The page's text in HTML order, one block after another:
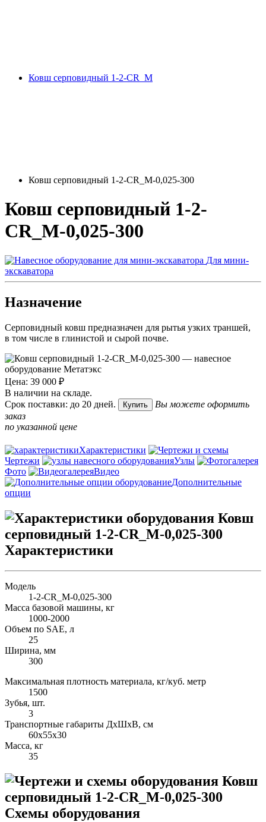
Ковш серповидный 1-2-СR_M
Ковш серповидный 1-2-СR_M-0,025-300
Ковш серповидный 1-2-
СR_M-0,025-300
Для мини-
экскаватора
Назначение
Серповидный ковш предназначен для рытья узких траншей,
в том числе в глинистой и сырой почве.
Цена: 39 000 ₽
В наличии на складе.
Срок поставки: до 20 дней.
Купить
Вы можете оформить
заказ
по указанной цене
Характеристики
Чертежи
Узлы
Фото
Видео
Дополнительные
опции
Характеристики
Модель
1-2-СR_M-0,025-300
Масса базовой машины, кг
1000-2000
Объем по SAE, л
25
Ширина, мм
300
Максимальная плотность материала, кг/куб. метр
1500
Зубья, шт.
3
Транспортные габариты ДхШхВ, см
60х55х30
Масса, кг
35
Схемы оборудования